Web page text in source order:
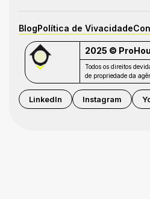
BlogPolítica de Vivacidade
2025 ©
Todos os direitos
de propriedade da
LinkedIn Instagram